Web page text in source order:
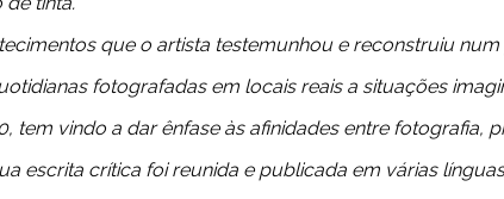
que o artista testemunhou e reconstruiu
fotografadas em locais reais a situações
tem vindo a dar ênfase às afinidades entre fotografia,
escrita crítica foi reunida e publicada em várias